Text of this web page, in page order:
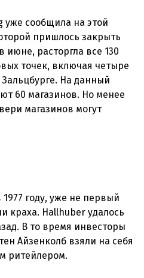
уже сообщила на этой
пришлось закрыть
июне, расторгла все 130
точек, включая четыре
На данный
60 магазинов. Но менее
магазинов могут
году, уже не первый
краха. Hallhuber удалось
В то время инвесторы
Айзенколб взяли на себя